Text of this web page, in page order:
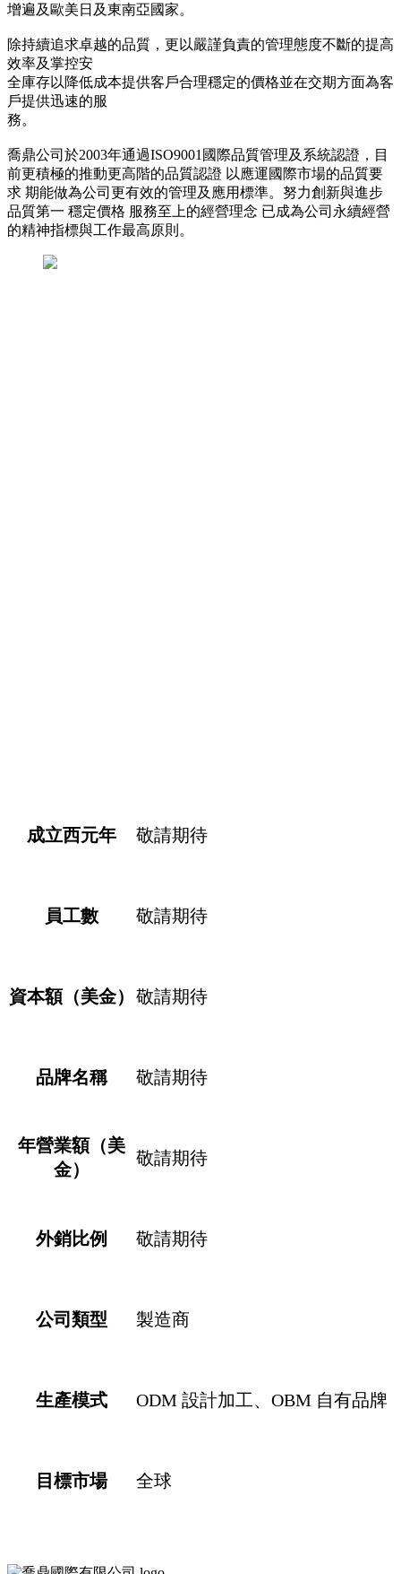
增遍及歐美日及東南亞國家。
除持續追求卓越的品質，更以嚴謹負責的管理態度不斷的提高
效率及掌控安
全庫存以降低成本提供客戶合理穩定的價格並在交期方面為客
戶提供迅速的服
務。
喬鼎公司於2003年通過ISO9001國際品質管理及系統認證，目
前更積極的推動更高階的品質認證 以應運國際市場的品質要
求 期能做為公司更有效的管理及應用標準。努力創新與進步
品質第一 穩定價格 服務至上的經營理念 已成為公司永續經營
的精神指標與工作最高原則。
成立西元年 敬請期待
員工數 敬請期待
資本額（美金） 敬請期待
品牌名稱 敬請期待
年營業額（美
金）
敬請期待
外銷比例 敬請期待
公司類型 製造商
生產模式 ODM 設計加工 OBM 自有品牌
目標市場 全球